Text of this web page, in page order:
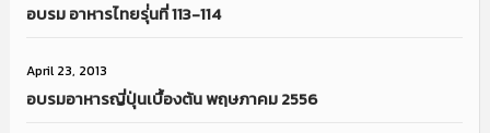
อบรม อาหารไทยรุ่่นที่ 113-114
April 23, 2013
อบรมอาหารญี่ปุ่นเบื้องต้น พฤษภาคม 2556